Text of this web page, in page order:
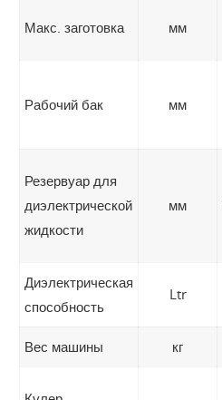
Макс. заготовка мм
Рабочий бак мм
Резервуар для
диэлектрической
жидкости
мм
Диэлектрическая
способность
Ltr
Вес машины кг